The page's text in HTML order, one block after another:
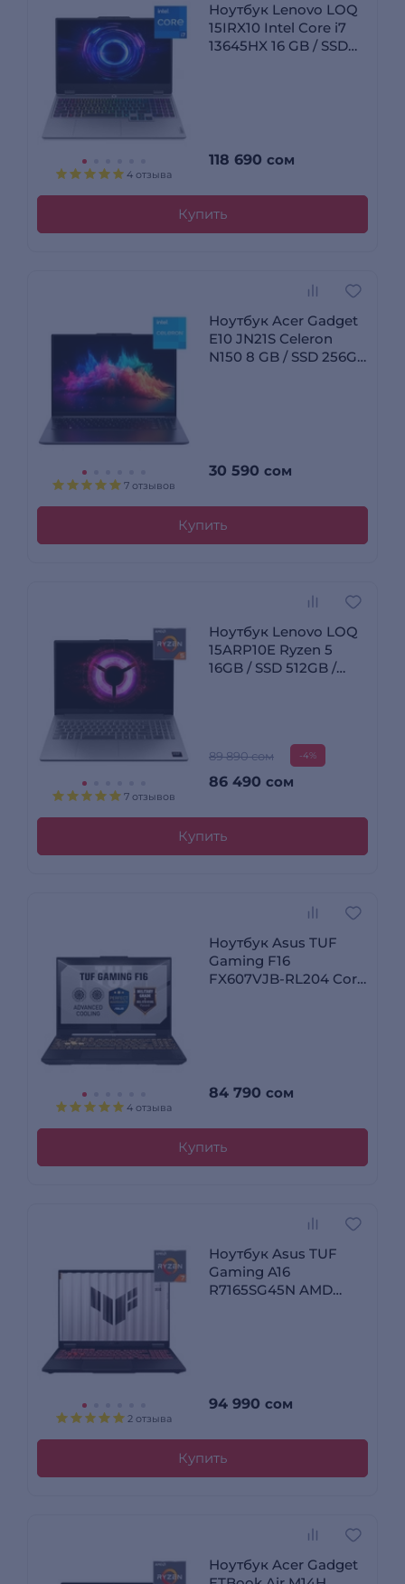
4 отзыва
Ноутбук Lenovo LOQ
15IRX10 Intel Core i7
13645HX 16 GB / SSD
118 690 сом
Купить
7 отзывов
Ноутбук Acer Gadget
E10 JN21S Celeron
N150 8 GB / SSD 256GB
30 590 сом
Купить
7 отзывов
Ноутбук Lenovo LOQ
15ARP10E Ryzen 5
16GB / SSD 512GB /
89 890 сом -4%
86 490 сом
Купить
4 отзыва
Ноутбук Asus TUF
Gaming F16
FX607VJB-RL204 Core
84 790 сом
Купить
2 отзыва
Ноутбук Asus TUF
Gaming A16
R7165SG45N AMD
94 990 сом
Купить
Ноутбук Acer Gadget